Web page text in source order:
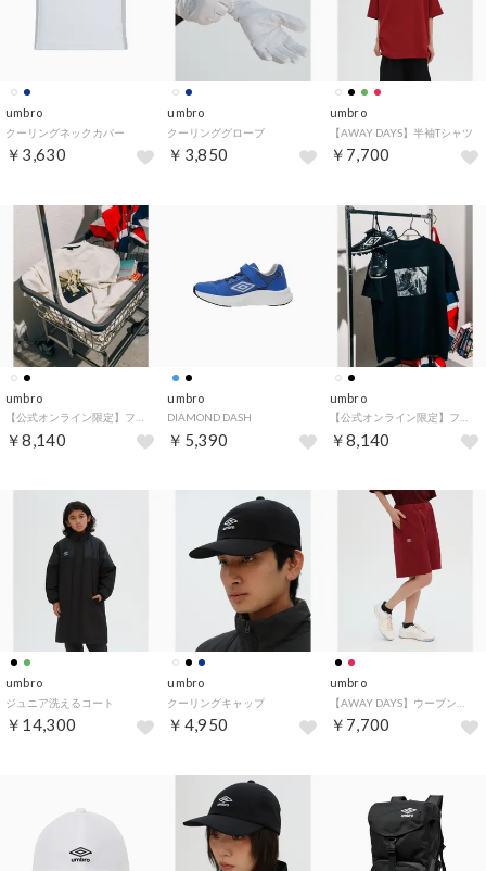
umbro
クーリングネックカバー
￥3,630
umbro
クーリンググローブ
￥3,850
umbro
【AWAY DAYS】半袖Tシャツ
￥7,700
umbro
￥8,140
umbro
DIAMOND DASH
￥5,390
umbro
￥8,140
umbro
ジュニア洗えるコート
￥14,300
umbro
クーリングキャップ
￥4,950
umbro
￥7,700